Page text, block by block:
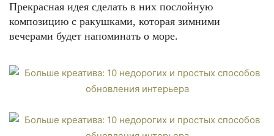
Прекрасная идея сделать в них послойную
композицию с ракушками, которая зимними
вечерами будет напоминать о море.